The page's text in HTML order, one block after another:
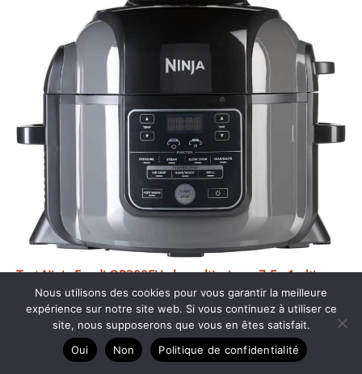
Test Ninja Foodi OP300EU : le multicuiseur 7-En-1 ultime
Nous utilisons des cookies pour vous garantir la meilleure
expérience sur notre site web. Si vous continuez à utiliser ce
site, nous supposerons que vous en êtes satisfait.
Oui
Non Politique de confidentialité